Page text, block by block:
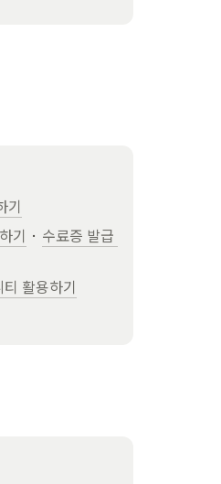
기
기 · 수료증 발급
활용하기